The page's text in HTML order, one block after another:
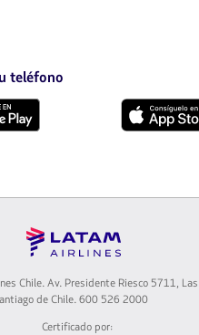
teléfono
Descárgala
Chile. Av. Presidente Riesco 5711, Las
de Chile. 600 526 2000
Certificado por: